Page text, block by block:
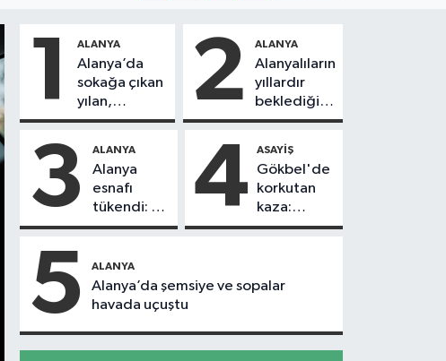
1 ALANYA
Alanya’da
sokağa çıkan
yılan,
vatandaşı
2 ALANYA
Alanyalıların
yıllardır
beklediği
yol askıdan
3 ALANYA
Alanya
esnafı
tükendi: 1
ayda 150
kapandı
4 ASAYIŞ
Gökbel'de
korkutan
kaza:
Başkanın
çarptı
5 ALANYA
Alanya’da şemsiye ve sopalar
havada uçuştu